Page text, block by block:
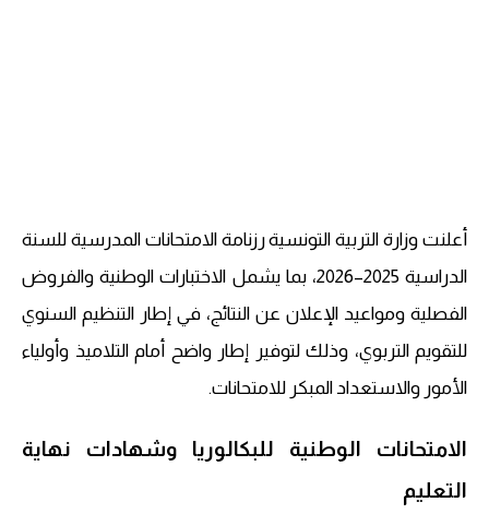
أعلنت وزارة التربية التونسية رزنامة الامتحانات المدرسية للسنة
الدراسية 2025–2026، بما يشمل الاختبارات الوطنية والفروض
الفصلية ومواعيد الإعلان عن النتائج، في إطار التنظيم السنوي
للتقويم التربوي، وذلك لتوفير إطار واضح أمام التلاميذ وأولياء
الأمور والاستعداد المبكر للامتحانات.
الامتحانات الوطنية للبكالوريا وشهادات نهاية
التعليم